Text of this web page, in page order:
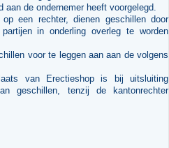
aan de ondernemer heeft voorgelegd.
een rechter, dienen geschillen door
in onderling overleg te worden
voor te leggen aan aan de volgens
van Erectieshop is bij uitsluiting
geschillen, tenzij de kantonrechter